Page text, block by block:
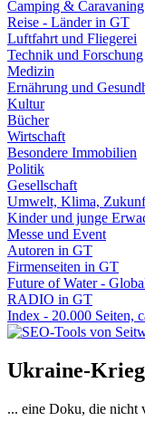
Camping & Caravaning
Reise - Länder in GT
Luftfahrt und Fliegerei
Technik und Forschung
Medizin
Ernährung und
Kultur
Bücher
Wirtschaft
Besondere Immobilien
Politik
Gesellschaft
Umwelt, Klima,
Kinder und junge
Messe und Event
Autoren in GT
Firmenseiten in GT
Future of Water -
RADIO in GT
Index - 20.000 Seiten,
Ukraine-
... eine Doku, die nicht